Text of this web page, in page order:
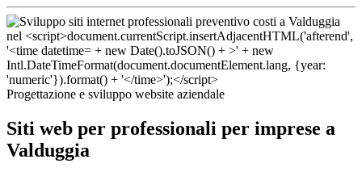
Progettazione e sviluppo website aziendale
Siti web per professionali per imprese a
Valduggia